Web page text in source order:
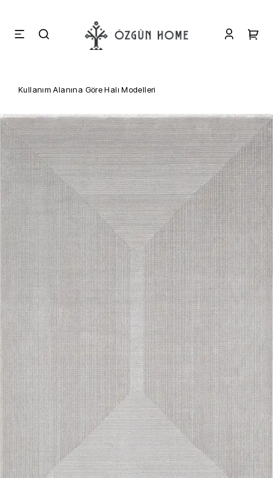
Kullanım Alanına Göre Halı Modelleri